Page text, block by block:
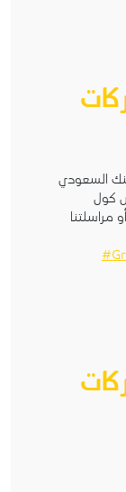
السعودي
كول
أو مراسلتنا